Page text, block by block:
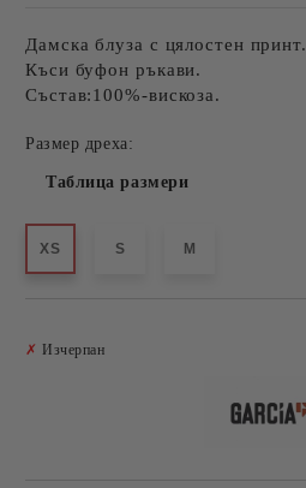
Дамска блуза с цялостен принт.
Къси буфон ръкави.
Състав:100%-вискоза.
Размер дреха:
Таблица размери
XS S M
✗ Изчерпан